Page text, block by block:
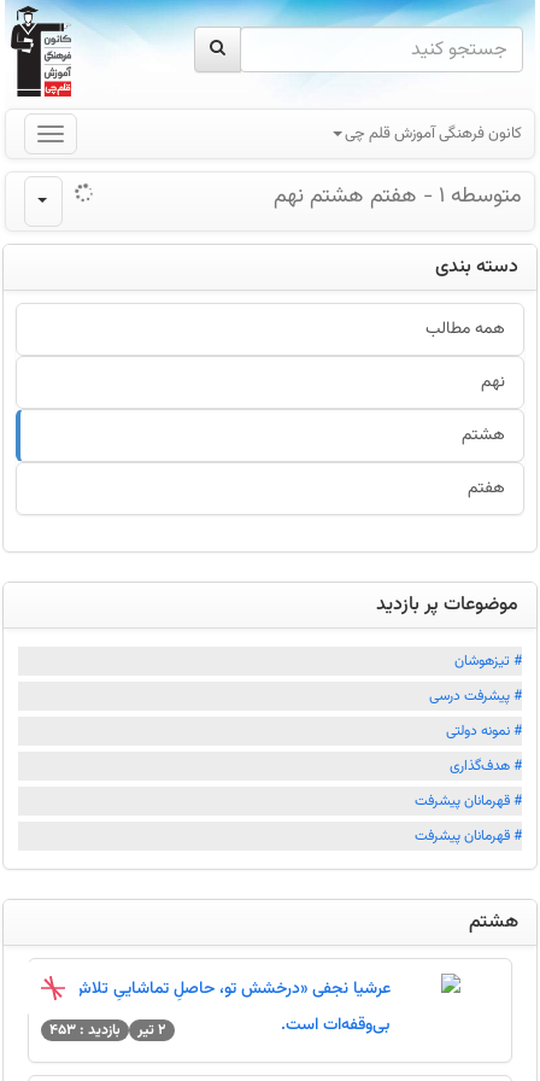
کانون فرهنگی آموزش قلم چی
متوسطه 1 - هفتم هشتم نهم
دسته بندی
همه مطالب
نهم
هشتم
هفتم
موضوعات پر بازدید
# تیزهوشان
# پیشرفت درسی
# نمونه دولتی
# هدف‌گذاری
# قهرمانان پیشرفت
# قهرمانان پیشرفت
هشتم
عرشیا نجفی «درخشش تو، حاصلِ تماشاییِ تلاش‌های
بی‌وقفه‌ات است.
بازدید : 453 2 تیر